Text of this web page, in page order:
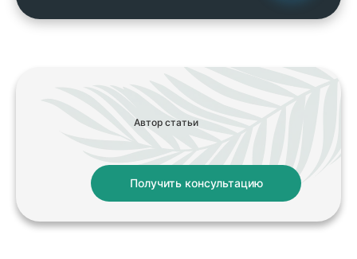
Автор статьи
Получить консультацию